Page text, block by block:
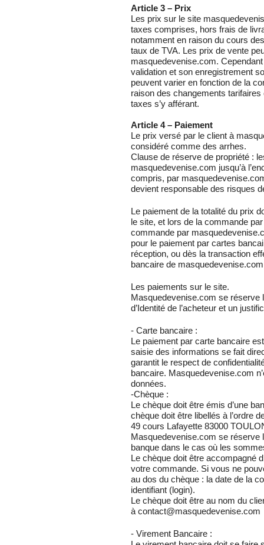
Article 3 – Prix
Les prix sur le site
taxes comprises, hors frais de
notamment en raison du cours
taux de TVA. Les prix de vente
masquedevenise.com.
validation et son enregistrement
peuvent varier en fonction de la
raison des changements
taxes s’y afférant.
Article 4 – Paiement
Le prix versé par le client à
considéré comme des arrhes.
Clause de réserve de propriété :
masquedevenise.com jusqu’à
compris, par
devient responsable des risques
Le paiement de la totalité du prix
le site, et lors de la commande
commande par
pour le paiement par cartes
réception, ou dès la transaction
bancaire de
Les paiements sur le site.
Masquedevenise.com se réserve
d’Identité de l’acheteur et un
- Carte bancaire :
Le paiement par carte bancaire
saisie des informations se fait
garantit le respect de
bancaire. Masquedevenise.com
données.
-Chèque :
Le chèque doit être émis d’une
chèque doit être libellés à l’ordre
49 cours Lafayette 83000
Masquedevenise.com se réserve
banque dans le cas où les
Le chèque doit être accompagné
votre commande. Si vous ne
au dos du chèque : la date de la
identifiant (login).
Le chèque doit être au nom du
à contact@masquedevenise.com
- Virement Bancaire :